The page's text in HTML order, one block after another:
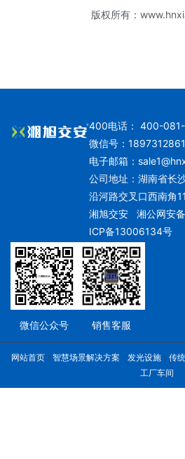
版权所有：
400电话： 400-
微信号：
电子邮箱：
公司地址：湖南省长
沿河路交叉口西南角
湘旭交安湘公网安
ICP备13006134号
微信公众号 销售客服
网站首页 智慧场景解决方案 发光设施 传
工厂车间